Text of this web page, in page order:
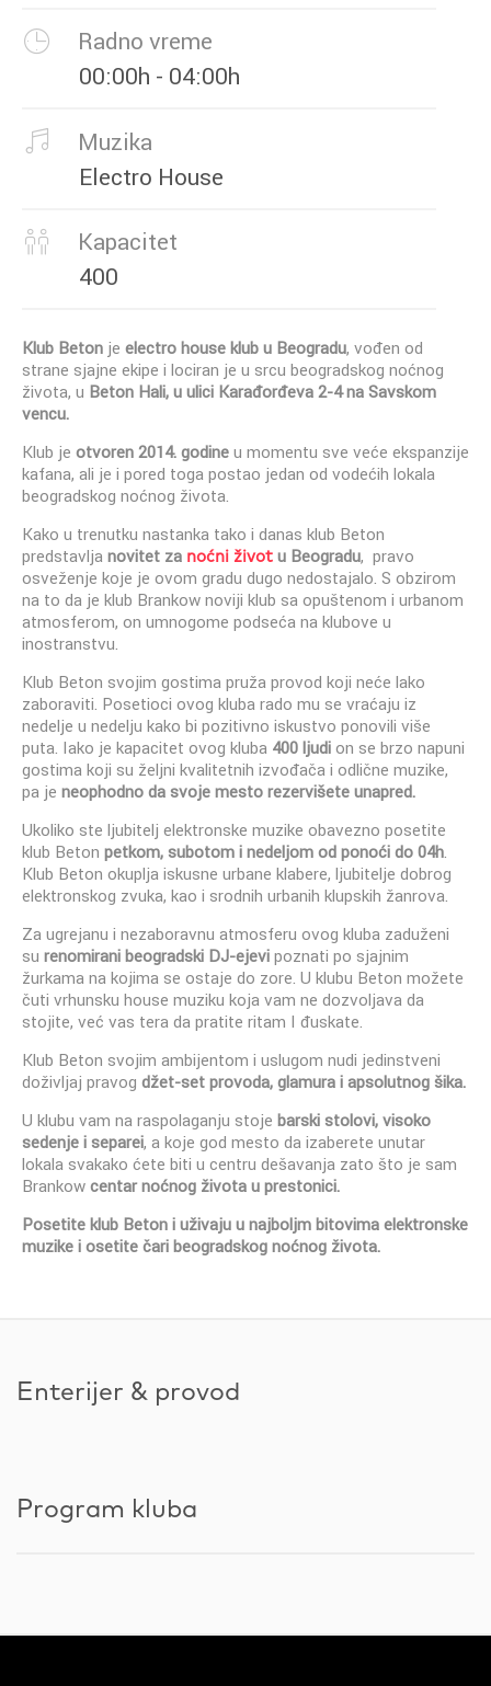
Radno vreme
00:00h - 04:00h
Muzika
Electro House
Kapacitet
400
Klub Beton je electro house klub u Beogradu, vođen od
strane sjajne ekipe i lociran je u srcu beogradskog noćnog
života, u Beton Hali, u ulici Karađorđeva 2-4 na Savskom
vencu.
Klub je otvoren 2014. godine u momentu sve veće ekspanzije
kafana, ali je i pored toga postao jedan od vodećih lokala
beogradskog noćnog života.
Kako u trenutku nastanka tako i danas klub Beton
predstavlja novitet za noćni život u Beogradu, pravo
osveženje koje je ovom gradu dugo nedostajalo. S obzirom
na to da je klub Brankow noviji klub sa opuštenom i urbanom
atmosferom, on umnogome podseća na klubove u
inostranstvu.
Klub Beton svojim gostima pruža provod koji neće lako
zaboraviti. Posetioci ovog kluba rado mu se vraćaju iz
nedelje u nedelju kako bi pozitivno iskustvo ponovili više
puta. Iako je kapacitet ovog kluba 400 ljudi on se brzo napuni
gostima koji su željni kvalitetnih izvođača i odlične muzike,
pa je neophodno da svoje mesto rezervišete unapred.
Ukoliko ste ljubitelj elektronske muzike obavezno posetite
klub Beton petkom, subotom i nedeljom od ponoći do 04h.
Klub Beton okuplja iskusne urbane klabere, ljubitelje dobrog
elektronskog zvuka, kao i srodnih urbanih klupskih žanrova.
Za ugrejanu i nezaboravnu atmosferu ovog kluba zaduženi
su renomirani beogradski DJ-ejevi poznati po sjajnim
žurkama na kojima se ostaje do zore. U klubu Beton možete
čuti vrhunsku house muziku koja vam ne dozvoljava da
stojite, već vas tera da pratite ritam I đuskate.
Klub Beton svojim ambijentom i uslugom nudi jedinstveni
doživljaj pravog džet-set provoda, glamura i apsolutnog šika.
U klubu vam na raspolaganju stoje barski stolovi, visoko
sedenje i separei, a koje god mesto da izaberete unutar
lokala svakako ćete biti u centru dešavanja zato što je sam
Brankow centar noćnog života u prestonici.
Posetite klub Beton i uživaju u najboljm bitovima elektronske
muzike i osetite čari beogradskog noćnog života.
Enterijer & provod
Program kluba